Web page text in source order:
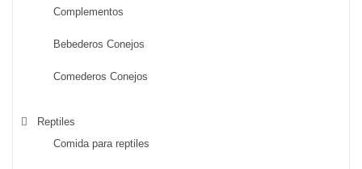
Complementos
Bebederos Conejos
Comederos Conejos
Reptiles
Comida para reptiles